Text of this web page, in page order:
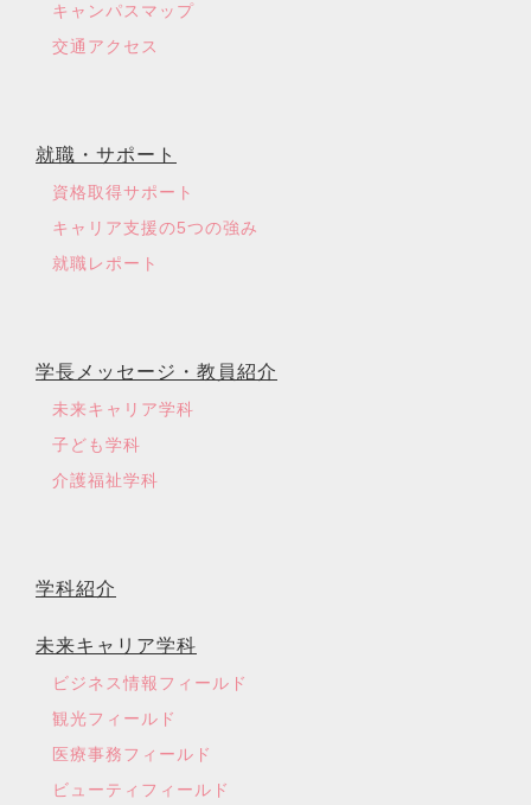
キャンパスマップ
交通アクセス
就職・サポート
資格取得サポート
キャリア支援の5つの強み
就職レポート
学長メッセージ・教員紹介
未来キャリア学科
子ども学科
介護福祉学科
学科紹介
未来キャリア学科
ビジネス情報フィールド
観光フィールド
医療事務フィールド
ビューティフィールド